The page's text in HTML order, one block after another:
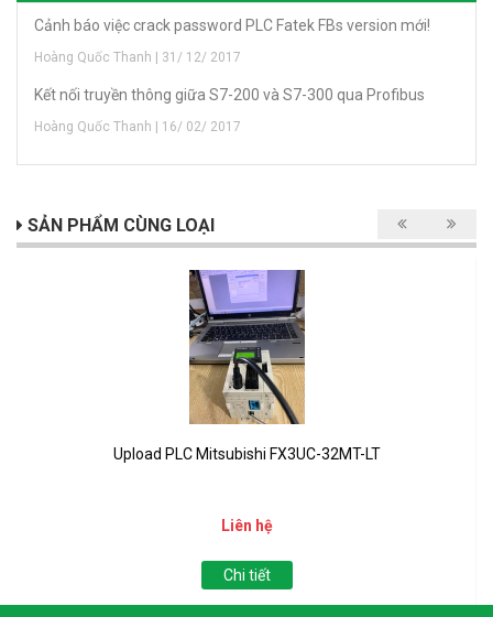
Cảnh báo việc crack password PLC Fatek FBs version mới!
Hoàng Quốc Thanh | 31/ 12/ 2017
Kết nối truyền thông giữa S7-200 và S7-300 qua Profibus
Hoàng Quốc Thanh | 16/ 02/ 2017
SẢN PHẨM CÙNG LOẠI
Upload PLC Mitsubishi FX3UC-32MT-LT
Liên hệ
Chi tiết